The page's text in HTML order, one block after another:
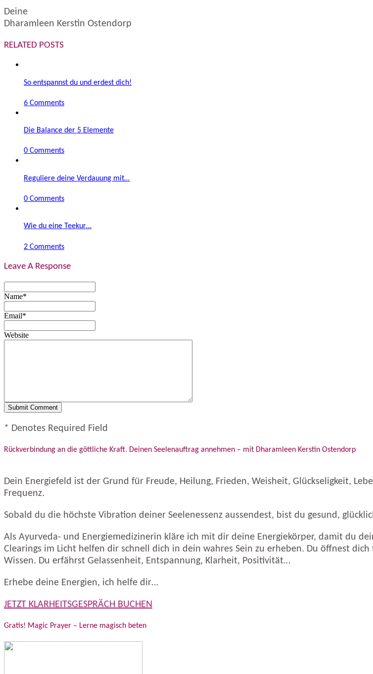
Deine
Dharamleen Kerstin Ostendorp
RELATED POSTS
So entspannst du und erdest dich!
6 Comments
Die Balance der 5 Elemente
0 Comments
Reguliere deine Verdauung mit…
0 Comments
Wie du eine Teekur…
2 Comments
Leave A Response
Name*
Email*
Website
* Denotes Required Field
Rückverbindung an die göttliche Kraft. Deinen Seelenauftrag annehmen – mit Dharamleen Kerstin Ostendorp
Dein Energiefeld ist der Grund für Freude, Heilung, Frieden, Weisheit, Glückseligkeit,
Frequenz.
Sobald du die höchste Vibration deiner Seelenessenz aussendest, bist du gesund,
Als Ayurveda- und Energiemedizinerin kläre ich mit dir deine Energiekörper, damit du
Clearings im Licht helfen dir schnell dich in dein wahres Sein zu erheben. Du öffnest
Wissen. Du erfährst Gelassenheit, Entspannung, Klarheit, Positivität…
Erhebe deine Energien, ich helfe dir…
JETZT KLARHEITSGESPRÄCH BUCHEN
Gratis! Magic Prayer – Lerne magisch beten